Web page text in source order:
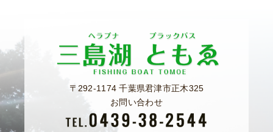
〒292-1174 千葉県君津市正木325
お問い合わせ